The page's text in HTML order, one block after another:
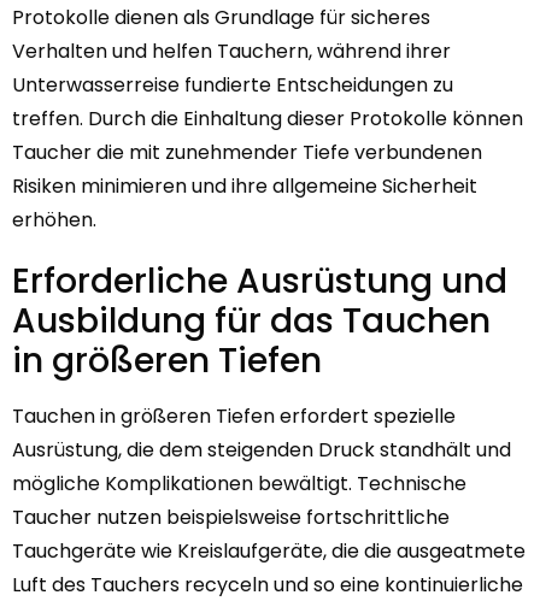
Protokolle dienen als Grundlage für sicheres
Verhalten und helfen Tauchern, während ihrer
Unterwasserreise fundierte Entscheidungen zu
treffen. Durch die Einhaltung dieser Protokolle können
Taucher die mit zunehmender Tiefe verbundenen
Risiken minimieren und ihre allgemeine Sicherheit
erhöhen.
Erforderliche Ausrüstung und
Ausbildung für das Tauchen
in größeren Tiefen
Tauchen in größeren Tiefen erfordert spezielle
Ausrüstung, die dem steigenden Druck standhält und
mögliche Komplikationen bewältigt. Technische
Taucher nutzen beispielsweise fortschrittliche
Tauchgeräte wie Kreislaufgeräte, die die ausgeatmete
Luft des Tauchers recyceln und so eine kontinuierliche